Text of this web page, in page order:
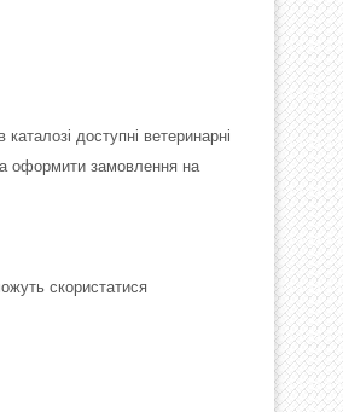
доступні ветеринарні
оформити замовлення на
скористатися